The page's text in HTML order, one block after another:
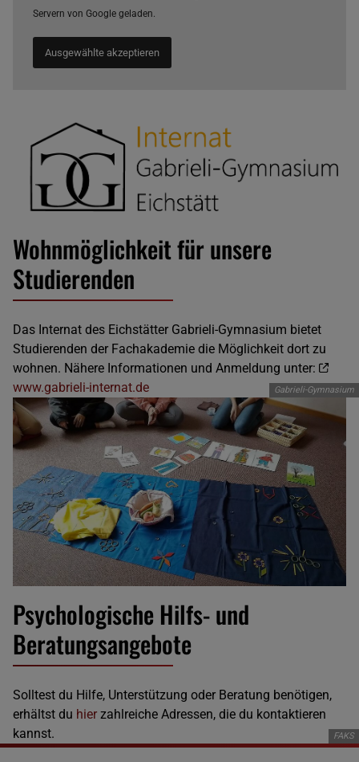
Servern von Google geladen.
Ausgewählte akzeptieren
Gabrieli-Gymnasium
Wohnmöglichkeit für unsere
Studierenden
Das Internat des Eichstätter Gabrieli-Gymnasium bietet
Studierenden der Fachakademie die Möglichkeit dort zu
wohnen. Nähere Informationen und Anmeldung unter:
www.gabrieli-internat.de
FAKS
Psychologische Hilfs- und
Beratungsangebote
Solltest du Hilfe, Unterstützung oder Beratung benötigen,
erhältst du hier zahlreiche Adressen, die du kontaktieren
kannst.